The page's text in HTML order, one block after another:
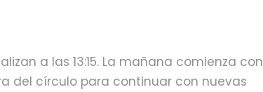
a las 13:15. La mañana comienza con
del círculo para continuar con nuevas